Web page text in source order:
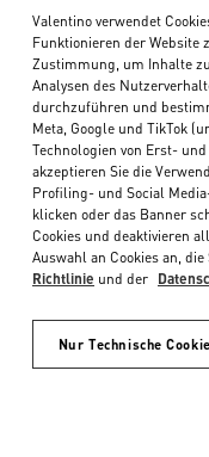
Valentino verwendet
Funktionieren der Website
Zustimmung, um Inhalte
Analysen des
durchzuführen und
Meta, Google und TikTok
Technologien von Erst-
akzeptieren Sie die
Profiling- und Social
klicken oder das Banner
Cookies und deaktivieren
Auswahl an Cookies an,
Richtlinie und der
Nur Technische